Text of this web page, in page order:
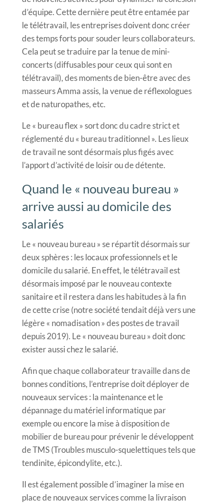
d’équipe. Cette dernière peut être entamée par
le télétravail, les entreprises doivent donc créer
des temps forts pour souder leurs collaborateurs.
Cela peut se traduire par la tenue de mini-
concerts (diffusables pour ceux qui sont en
télétravail), des moments de bien-être avec des
masseurs Amma assis, la venue de réflexologues
et de naturopathes, etc.
Le « bureau flex » sort donc du cadre strict et
réglementé du « bureau traditionnel ». Les lieux
de travail ne sont désormais plus figés avec
l’apport d’activité de loisir ou de détente.
Quand le « nouveau bureau »
arrive aussi au domicile des
salariés
Le « nouveau bureau » se répartit désormais sur
deux sphères : les locaux professionnels et le
domicile du salarié. En effet, le télétravail est
désormais imposé par le nouveau contexte
sanitaire et il restera dans les habitudes à la fin
de cette crise (notre société tendait déjà vers une
légère « nomadisation » des postes de travail
depuis 2019). Le « nouveau bureau » doit donc
exister aussi chez le salarié.
Afin que chaque collaborateur travaille dans de
bonnes conditions, l’entreprise doit déployer de
nouveaux services : la maintenance et le
dépannage du matériel informatique par
exemple ou encore la mise à disposition de
mobilier de bureau pour prévenir le développent
de TMS (Troubles musculo-squelettiques tels que
tendinite, épicondylite, etc.).
Il est également possible d’imaginer la mise en
place de nouveaux services comme la livraison